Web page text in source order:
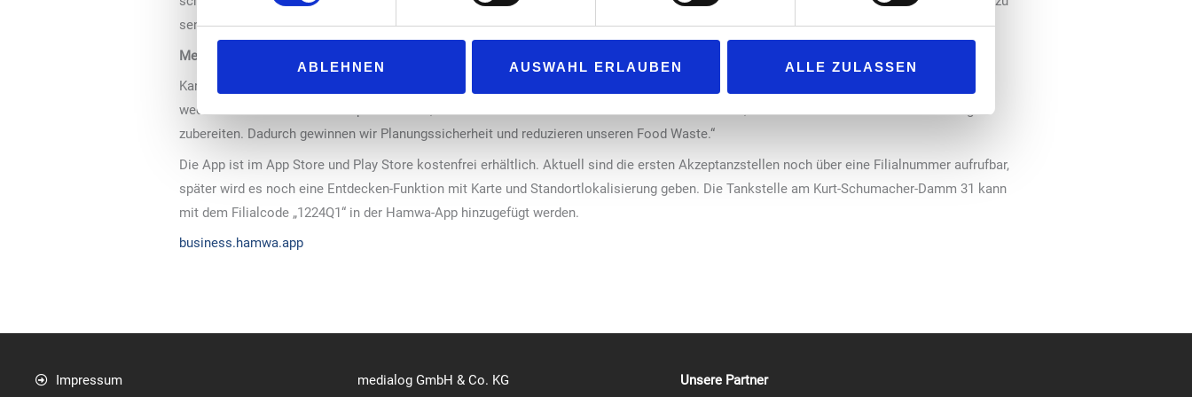
ABLEHNEN AUSWAHL ERLAUBEN ALLE ZULASSEN
senden.
Mehr Planungssicherheit, weniger Foodwaste
Karin Schlinkmann, Geschäftsentwicklerin für Foodservice bei Q1, sieht große Chancen in der Erweiterung: „Mit Hamwa können wir unser
wechselndes Bistrosortiment präsentieren, flexibel Aktionen schalten und neue Produkte testen, indem wir diese nur auf Vorbestellung
zubereiten. Dadurch gewinnen wir Planungssicherheit und reduzieren unseren Food Waste.“
Die App ist im App Store und Play Store kostenfrei erhältlich. Aktuell sind die ersten Akzeptanzstellen noch über eine Filialnummer aufrufbar,
später wird es noch eine Entdecken-Funktion mit Karte und Standortlokalisierung geben. Die Tankstelle am Kurt-Schumacher-Damm 31 kann
mit dem Filialcode „1224Q1“ in der Hamwa-App hinzugefügt werden.
business.hamwa.app
Impressum
medialog GmbH & Co. KG
Unsere Partner